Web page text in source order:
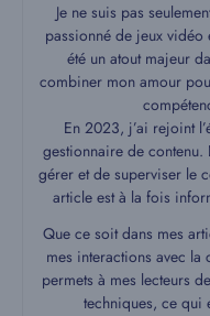
Je ne suis pas
passionné de jeux vidéo
été un atout majeur
combiner mon amour
En 2023, j’ai rejoint
gestionnaire de
gérer et de superviser le
article est à la fois
Que ce soit dans mes
mes interactions avec la
permets à mes lecteurs
techniques, ce qui